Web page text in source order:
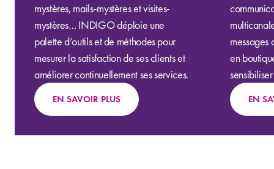
mystères, mails-mystères et visites-
mystères… INDIGO déploie une
palette d’outils et de méthodes pour
mesurer la satisfaction de ses clients et
améliorer continuellement ses services.
EN SAVOIR PLUS
messages
en
EN